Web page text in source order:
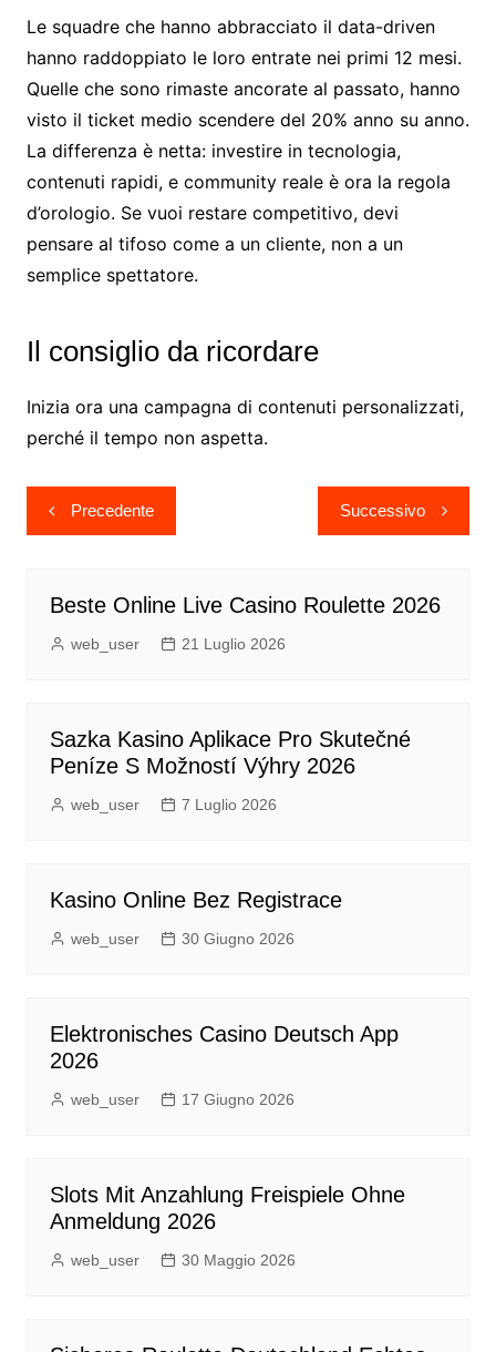
Le squadre che hanno abbracciato il data-driven
hanno raddoppiato le loro entrate nei primi 12 mesi.
Quelle che sono rimaste ancorate al passato, hanno
visto il ticket medio scendere del 20% anno su anno.
La differenza è netta: investire in tecnologia,
contenuti rapidi, e community reale è ora la regola
d’orologio. Se vuoi restare competitivo, devi
pensare al tifoso come a un cliente, non a un
semplice spettatore.
Il consiglio da ricordare
Inizia ora una campagna di contenuti personalizzati,
perché il tempo non aspetta.
Navigazione
articoli
Precedente Successivo
Beste Online Live Casino Roulette 2026
web_user 21 Luglio 2026
Sazka Kasino Aplikace Pro Skutečné
Peníze S Možností Výhry 2026
web_user 7 Luglio 2026
Kasino Online Bez Registrace
web_user 30 Giugno 2026
Elektronisches Casino Deutsch App
2026
web_user 17 Giugno 2026
Slots Mit Anzahlung Freispiele Ohne
Anmeldung 2026
web_user 30 Maggio 2026